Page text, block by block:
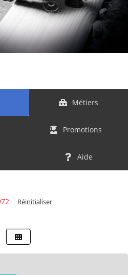
Métiers
Promotions
Aide
Réinitialiser